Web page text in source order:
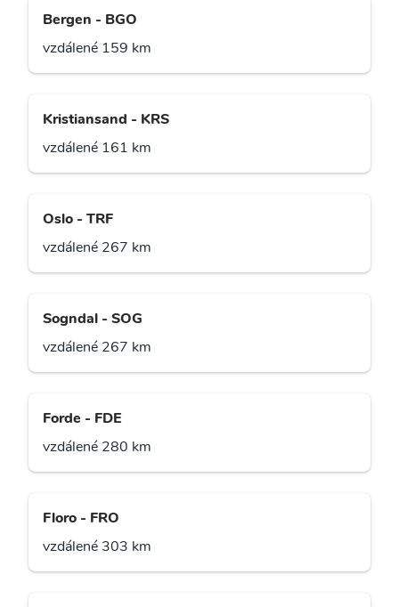
Bergen - BGO
vzdálené 159 km
Kristiansand - KRS
vzdálené 161 km
Oslo - TRF
vzdálené 267 km
Sogndal - SOG
vzdálené 267 km
Forde - FDE
vzdálené 280 km
Floro - FRO
vzdálené 303 km